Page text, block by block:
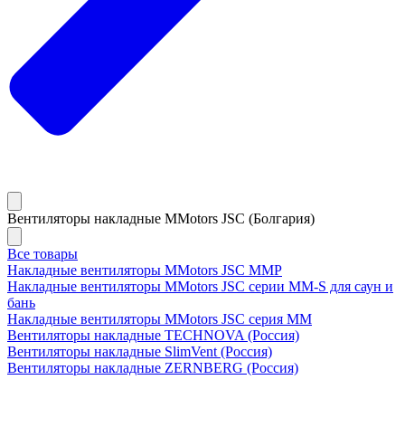
Вентиляторы накладные MMotors JSC (Болгария)
Все товары
Накладные вентиляторы MMotors JSC MMP
Накладные вентиляторы MMotors JSC серии MM-S для саун и
бань
Накладные вентиляторы MMotors JSC серия МM
Вентиляторы накладные TECHNOVA (Россия)
Вентиляторы накладные SlimVent (Россия)
Вентиляторы накладные ZERNBERG (Россия)